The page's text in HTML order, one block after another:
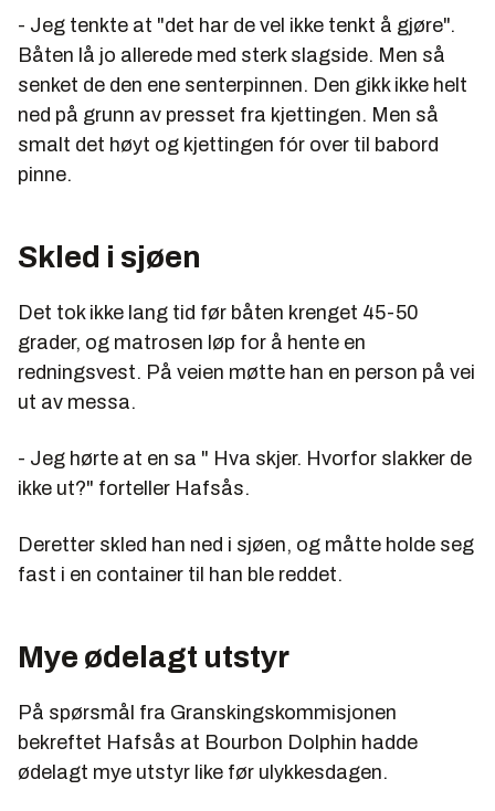
- Jeg tenkte at "det har de vel ikke tenkt å gjøre".
Båten lå jo allerede med sterk slagside. Men så
senket de den ene senterpinnen. Den gikk ikke helt
ned på grunn av presset fra kjettingen. Men så
smalt det høyt og kjettingen fór over til babord
pinne.
Skled i sjøen
Det tok ikke lang tid før båten krenget 45-50
grader, og matrosen løp for å hente en
redningsvest. På veien møtte han en person på vei
ut av messa.
- Jeg hørte at en sa " Hva skjer. Hvorfor slakker de
ikke ut?" forteller Hafsås.
Deretter skled han ned i sjøen, og måtte holde seg
fast i en container til han ble reddet.
Mye ødelagt utstyr
På spørsmål fra Granskingskommisjonen
bekreftet Hafsås at Bourbon Dolphin hadde
ødelagt mye utstyr like før ulykkesdagen.